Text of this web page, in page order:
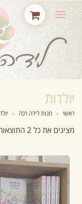
תפריט
יולדות
ראשי » חנות לידה רכה »
מציגים את כל ⁦2⁩ התוצאות